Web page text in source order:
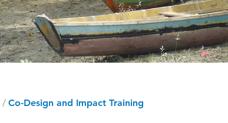
/ Co-Design and Impact Training